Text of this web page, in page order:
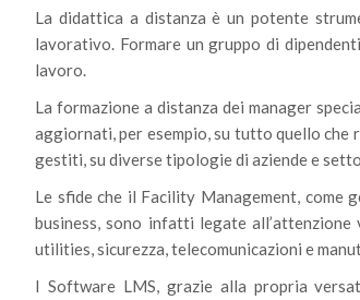
La didattica a distanza è un potente
lavorativo. Formare un gruppo di
lavoro.
La formazione a distanza dei manager
aggiornati, per esempio, su tutto quello che
gestiti, su diverse tipologie di aziende e
Le sfide che il Facility Management, come
business, sono infatti legate
utilities, sicurezza, telecomunicazioni e
I Software LMS, grazie alla propria